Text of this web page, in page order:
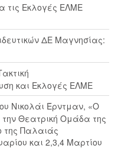
τις Εκλογές ΕΛΜΕ
ΔΕ Μαγνησίας:
και Εκλογές ΕΛΜΕ
Νικολάι Έρντμαν, «Ο
Θεατρική Ομάδα της
της Παλαιάς
και 2,3,4 Μαρτίου